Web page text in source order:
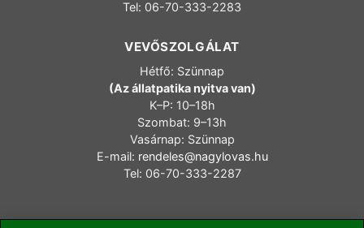
Tel: 06-70-333-2283
VEVŐSZOLGÁLAT
Hétfő: Szünnap
(Az állatpatika nyitva van)
K–P: 10–18h
Szombat: 9–13h
Vasárnap: Szünnap
E-mail: rendeles@nagylovas.hu
Tel: 06-70-333-2287